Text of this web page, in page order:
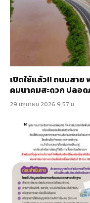
เปิดใช้แล้ว!! ถนนสาย
คมนาคมสะดวก ปลอ
29 มิถุนายน 2026 9:57 น.